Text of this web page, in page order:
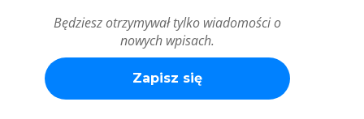
Będziesz otrzymywał tylko wiadomości o
nowych wpisach.